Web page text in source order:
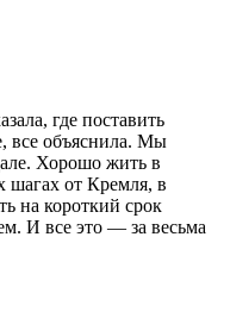
где поставить
все объяснила. Мы
Хорошо жить в
шагах от Кремля, в
на короткий срок
И все это — за весьма